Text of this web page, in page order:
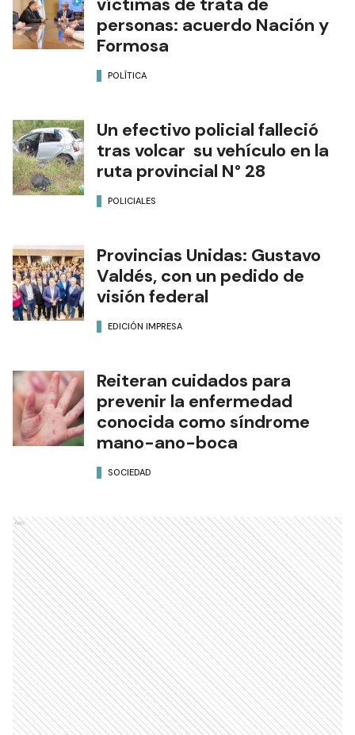
víctimas de trata de
personas: acuerdo Nación y
Formosa
POLÍTICA
Un efectivo policial falleció
tras volcar su vehículo en la
ruta provincial N° 28
POLICIALES
Provincias Unidas: Gustavo
Valdés, con un pedido de
visión federal
EDICIÓN IMPRESA
Reiteran cuidados para
prevenir la enfermedad
conocida como síndrome
mano-ano-boca
SOCIEDAD
Ads